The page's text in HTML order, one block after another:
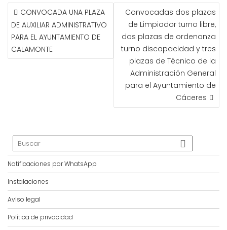
NAVEGACIÓN
DE
ENTRADAS
CONVOCADA UNA PLAZA
DE AUXILIAR ADMINISTRATIVO
PARA EL AYUNTAMIENTO DE
CALAMONTE
Convocadas dos plazas
de Limpiador turno libre,
dos plazas de ordenanza
turno discapacidad y tres
plazas de Técnico de la
Administración General
para el Ayuntamiento de
Cáceres
Notificaciones por WhatsApp
Instalaciones
Aviso legal
Política de privacidad